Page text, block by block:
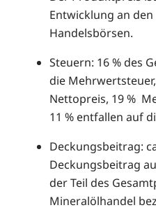
Entwicklung an
Handelsbörsen.
Steuern: 16 % des
die
Nettopreis, 19 %
11 % entfallen auf
Deckungsbeitrag:
Deckungsbeitrag
der Teil des
Mineralölhandel